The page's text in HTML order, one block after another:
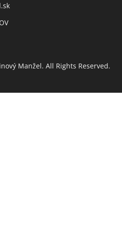
Manžel. All Rights Reserved.